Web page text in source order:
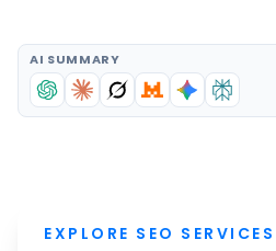
AI SUMMARY
EXPLORE SEO